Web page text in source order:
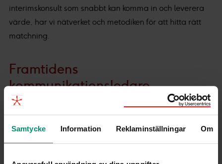
Samtycke Information Reklaminställningar Om
interimskonsult som snabbt kan komma in och leverera
värde, har vi nätverket och metodiken för att hitta rätt
matchning.
Framtidens
kommunikationsledare
Rollen som Head of communications kommer fortsätta
kommunikation smälter samman ännu mer.